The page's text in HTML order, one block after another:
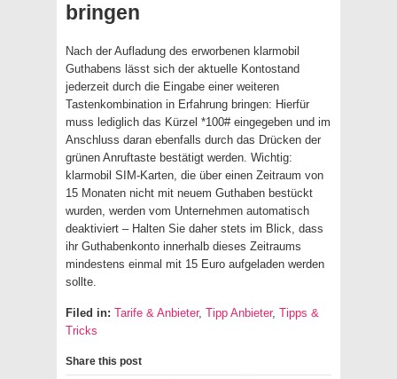
bringen
Nach der Aufladung des erworbenen klarmobil
Guthabens lässt sich der aktuelle Kontostand
jederzeit durch die Eingabe einer weiteren
Tastenkombination in Erfahrung bringen: Hierfür
muss lediglich das Kürzel *100# eingegeben und im
Anschluss daran ebenfalls durch das Drücken der
grünen Anruftaste bestätigt werden. Wichtig:
klarmobil SIM-Karten, die über einen Zeitraum von
15 Monaten nicht mit neuem Guthaben bestückt
wurden, werden vom Unternehmen automatisch
deaktiviert – Halten Sie daher stets im Blick, dass
ihr Guthabenkonto innerhalb dieses Zeitraums
mindestens einmal mit 15 Euro aufgeladen werden
sollte.
Filed in: Tarife & Anbieter, Tipp Anbieter, Tipps &
Tricks
Share this post